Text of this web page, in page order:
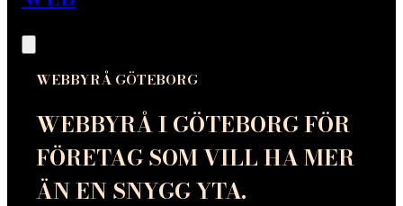
WEBBYRÅ GÖTEBORG
WEBBYRÅ I GÖTEBORG FÖR
FÖRETAG SOM VILL HA MER
ÄN EN SNYGG YTA.